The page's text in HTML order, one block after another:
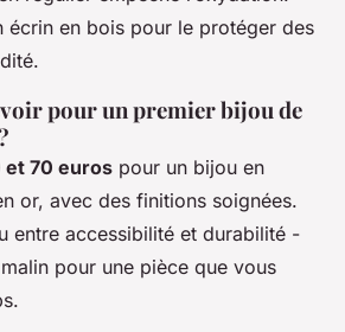
écrin en bois pour le protéger des
pour un premier bijou de
et 70 euros pour un bijou en
or, avec des finitions soignées.
entre accessibilité et durabilité -
pour une pièce que vous